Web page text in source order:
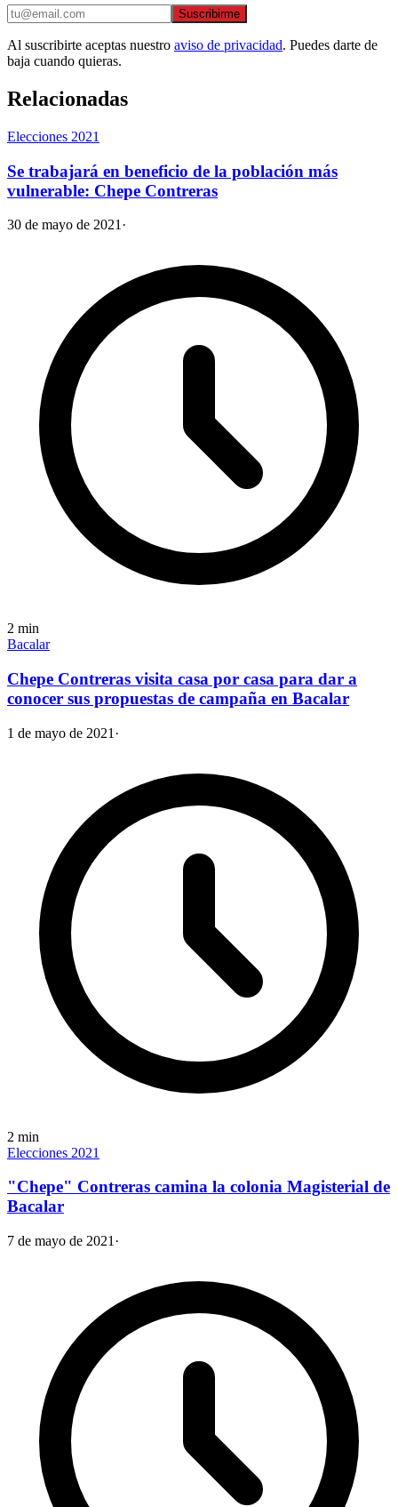
Suscribirme
Al suscribirte aceptas nuestro aviso de privacidad. Puedes darte de
baja cuando quieras.
Relacionadas
Elecciones 2021
Se trabajará en beneficio de la población más
vulnerable: Chepe Contreras
30 de mayo de 2021 ·
2 min
Bacalar
Chepe Contreras visita casa por casa para dar a
conocer sus propuestas de campaña en Bacalar
1 de mayo de 2021 ·
2 min
Elecciones 2021
"Chepe" Contreras camina la colonia Magisterial de
Bacalar
7 de mayo de 2021 ·